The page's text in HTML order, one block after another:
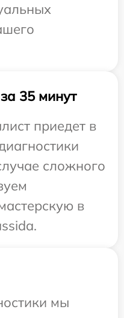
35 минут
приедет в
сложного
в
мы